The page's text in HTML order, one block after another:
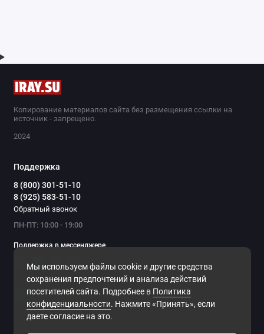
Мы используем файлы cookie и другие средства
сохранения предпочтений и анализа действий
посетителей сайта. Подробнее в Политика
конфиденциальности. Нажмите «Принять», если
даете согласие на это.
Копирование материалов сайта без размещения ссылки на
источник - запрещено.
2024
Поддержка
8 (800) 301-51-10
8 (925) 583-51-10
Обратный звонок
ПН-ПТ: 10:00 - 19:00
Поддержка в мессенджере
Мы в сети